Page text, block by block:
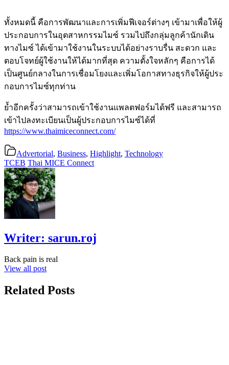
ทั้งหมดนี้ คือการพัฒนาและการเพิ่มฟีเจอร์ต่างๆ เข้ามาเพื่อให้ผู้
ประกอบการในอุตสาหกรรมไมซ์ รวมไปถึงกลุ่มลูกค้านักเดิน
ทางไมซ์ ได้เข้ามาใช้งานในระบบได้อย่างราบรื่น สะดวก และ
ตอบโจทย์ผู้ใช้งานให้ได้มากที่สุด ความตั้งใจหลักๆ คือการได้
เป็นศูนย์กลางในการเชื่อมโยงและเพิ่มโอกาสทางธุรกิจให้ผู้ประ
กอบการไมซ์ทุกท่าน
ย้ำอีกครั้งว่าสามารถเข้าใช้งานแพลตฟอร์มได้ฟรี และสามารถ
เข้าไปลงทะเบียนเป็นผู้ประกอบการไมซ์ได้ที่
https://www.thaimiceconnect.com/
Advertorial, Business, Highlight, Technology
TCEB Thai MICE Connect
Writer: sarun.roj
Back pain is real
View all post
Related Posts